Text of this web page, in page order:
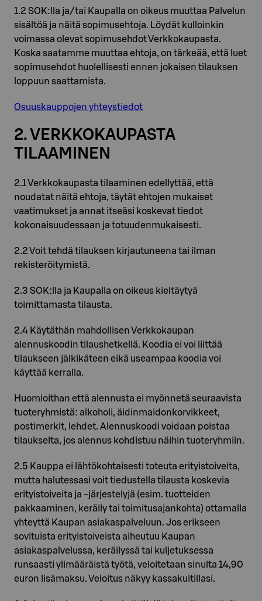
1.2 SOK:lla ja/tai Kaupalla on oikeus muuttaa Palvelun
sisältöä ja näitä sopimusehtoja. Löydät kulloinkin
voimassa olevat sopimusehdot Verkkokaupasta.
Koska saatamme muuttaa ehtoja, on tärkeää, että luet
sopimusehdot huolellisesti ennen jokaisen tilauksen
loppuun saattamista.
Osuuskauppojen yhteystiedot
2. VERKKOKAUPASTA
TILAAMINEN
2.1 Verkkokaupasta tilaaminen edellyttää, että
noudatat näitä ehtoja, täytät ehtojen mukaiset
vaatimukset ja annat itseäsi koskevat tiedot
kokonaisuudessaan ja totuudenmukaisesti.
2.2 Voit tehdä tilauksen kirjautuneena tai ilman
rekisteröitymistä.
2.3 SOK:lla ja Kaupalla on oikeus kieltäytyä
toimittamasta tilausta.
2.4 Käytäthän mahdollisen Verkkokaupan
alennuskoodin tilaushetkellä. Koodia ei voi liittää
tilaukseen jälkikäteen eikä useampaa koodia voi
käyttää kerralla.
Huomioithan että alennusta ei myönnetä seuraavista
tuoteryhmistä: alkoholi, äidinmaidonkorvikkeet,
postimerkit, lehdet. Alennuskoodi voidaan poistaa
tilaukselta, jos alennus kohdistuu näihin tuoteryhmiin.
2.5 Kauppa ei lähtökohtaisesti toteuta erityistoiveita,
mutta halutessasi voit tiedustella tilausta koskevia
erityistoiveita ja -järjestelyjä (esim. tuotteiden
pakkaaminen, keräily tai toimitusajankohta) ottamalla
yhteyttä Kaupan asiakaspalveluun. Jos erikseen
sovituista erityistoiveista aiheutuu Kaupan
asiakaspalvelussa, keräilyssä tai kuljetuksessa
runsaasti ylimääräistä työtä, veloitetaan sinulta 14,90
euron lisämaksu. Veloitus näkyy kassakuitillasi.